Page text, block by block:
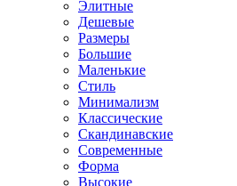
Элитные
Дешевые
Размеры
Большие
Маленькие
Стиль
Минимализм
Классические
Скандинавские
Современные
Форма
Высокие